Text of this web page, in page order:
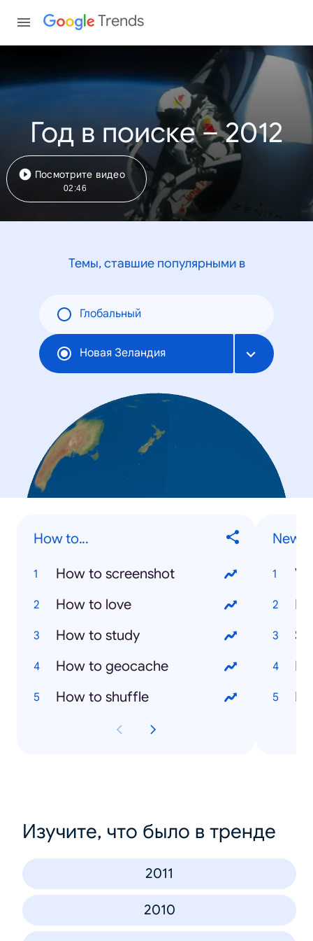
Trends
Год в поиске – 2012
Посмотрите видео
02:46
Темы, ставшие популярными в
Глобальный
Новая Зеландия
How to...
How to screenshot
How to love
How to study
How to geocache
How to shuffle
New
Изучите, что было в тренде
2011
2010